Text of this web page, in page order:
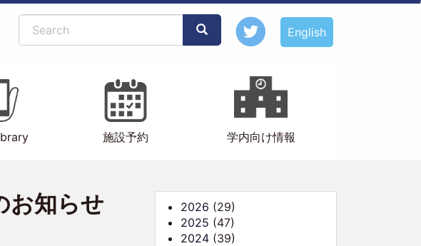
Search English
施設予約 学内向け情報
お知らせ 2026 (29)
2025 (47)
2024 (39)